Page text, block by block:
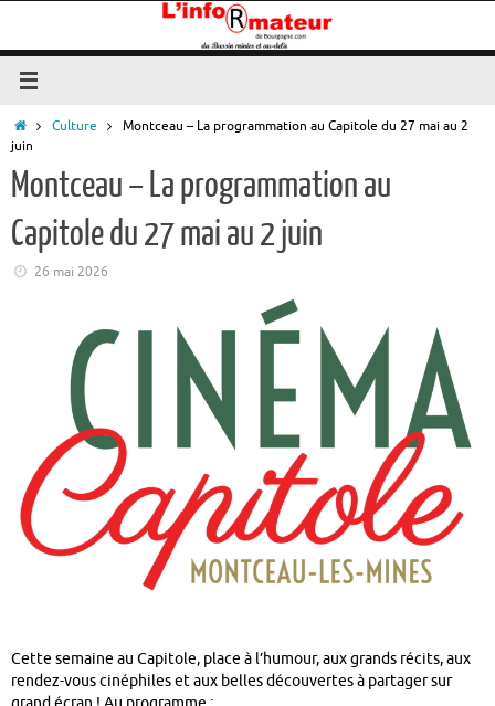
contenu
Accueil
Culture
Montceau – La programmation au Capitole du 27 mai au 2
juin
Montceau – La programmation au
Capitole du 27 mai au 2 juin
26 mai 2026
Cette semaine au Capitole, place à l’humour, aux grands récits, aux
rendez-vous cinéphiles et aux belles découvertes à partager sur